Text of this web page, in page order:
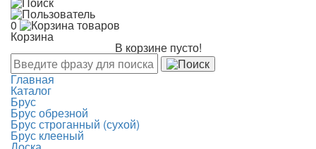
0
Корзина
В корзине пусто!
Главная
Каталог
Брус
Брус обрезной
Брус строганный (сухой)
Брус клееный